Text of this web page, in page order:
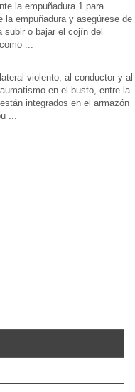
la empuñadura 1 para
la empuñadura y asegúrese de
subir o bajar el cojín del
...
violento, al conductor y al
en el busto, entre la
integrados en el armazón
...